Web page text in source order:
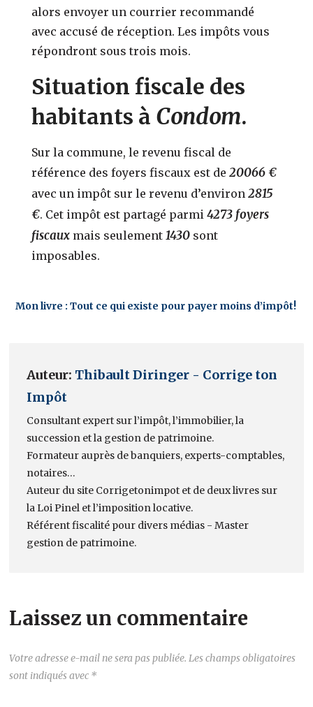
alors envoyer un courrier recommandé
avec accusé de réception. Les impôts vous
répondront sous trois mois.
Situation fiscale des
habitants à Condom.
Sur la commune, le revenu fiscal de
référence des foyers fiscaux est de20066 €
avec un impôt sur le revenu d’environ2815
€. Cet impôt est partagé parmi4273 foyers
fiscaux mais seulement 1430 sont
imposables.
Mon livre : Tout ce qui existe pour payer moins d’impôt!
Auteur: Thibault Diringer - Corrige ton
Impôt
Consultant expert sur l’impôt, l’immobilier, la
succession et la gestion de patrimoine.
Formateur auprès de banquiers, experts-comptables,
notaires…
Auteur du site Corrigetonimpot et de deux livres sur
la Loi Pinel et l’imposition locative.
Référent fiscalité pour divers médias - Master
gestion de patrimoine.
Laissez un commentaire
Votre adresse e-mail ne sera pas publiée. Les champs obligatoires
sont indiqués avec *